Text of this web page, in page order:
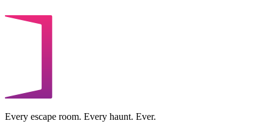
Every escape room. Every haunt. Ever.